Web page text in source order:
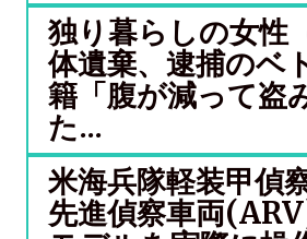
独り暮らしの女性
体遺棄、逮捕のベ
籍「腹が減って盗
た...
米海兵隊軽装甲偵
先進偵察車両